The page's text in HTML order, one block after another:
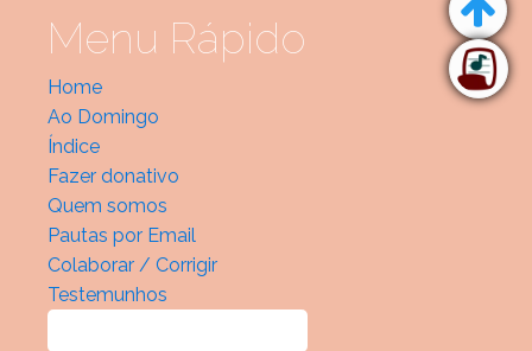
Menu Rápido
Home
Ao Domingo
Índice
Fazer donativo
Quem somos
Pautas por Email
Colaborar / Corrigir
Testemunhos